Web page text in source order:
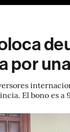
por
El bono es a